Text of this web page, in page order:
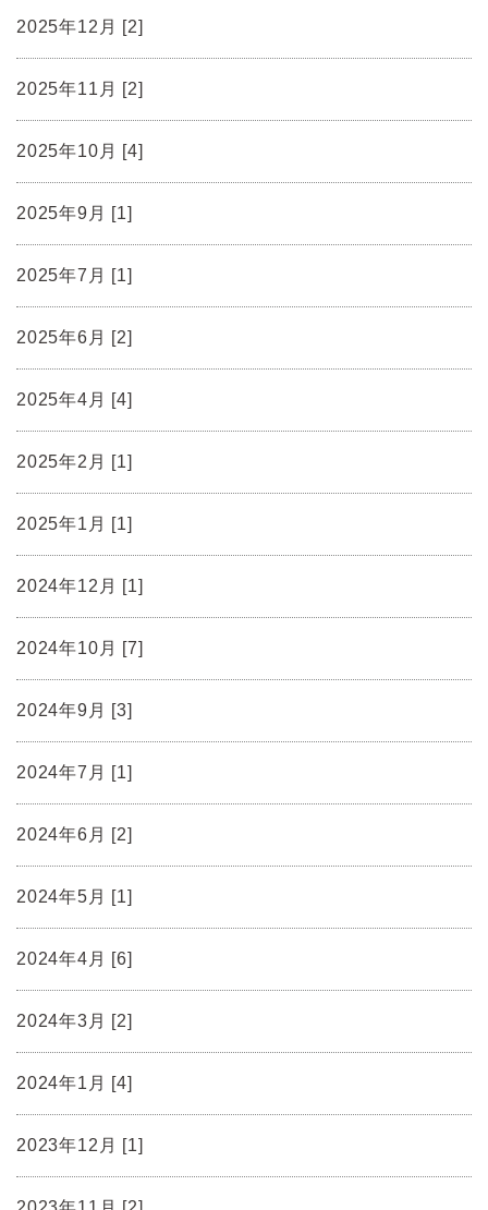
2025年12月 [2]
2025年11月 [2]
2025年10月 [4]
2025年9月 [1]
2025年7月 [1]
2025年6月 [2]
2025年4月 [4]
2025年2月 [1]
2025年1月 [1]
2024年12月 [1]
2024年10月 [7]
2024年9月 [3]
2024年7月 [1]
2024年6月 [2]
2024年5月 [1]
2024年4月 [6]
2024年3月 [2]
2024年1月 [4]
2023年12月 [1]